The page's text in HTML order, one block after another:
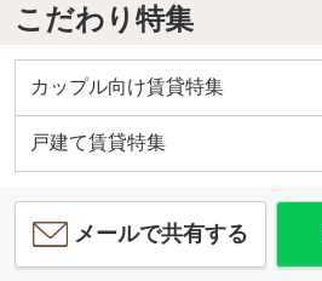
こだわり特集
カップル向け賃貸特集
戸建て賃貸特集
メールで共有する